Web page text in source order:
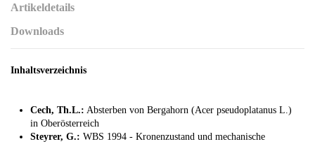
Artikeldetails
Downloads
Inhaltsverzeichnis
Cech, Th.L.: Absterben von Bergahorn (Acer pseudoplatanus L.)
in Oberösterreich
Steyrer, G.: WBS 1994 - Kronenzustand und mechanische